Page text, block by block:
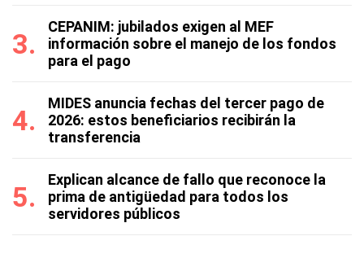
CEPANIM: jubilados exigen al MEF
información sobre el manejo de los fondos
para el pago
MIDES anuncia fechas del tercer pago de
2026: estos beneficiarios recibirán la
transferencia
Explican alcance de fallo que reconoce la
prima de antigüedad para todos los
servidores públicos